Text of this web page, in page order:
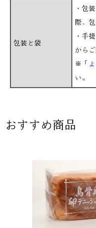
包装と袋
・包
際、
・手
から
※
「
い。
おすすめ商品